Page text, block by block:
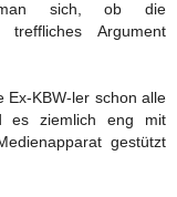
sich, ob die
treffliches Argument
Ex-KBW-ler schon alle
es ziemlich eng mit
gestützt